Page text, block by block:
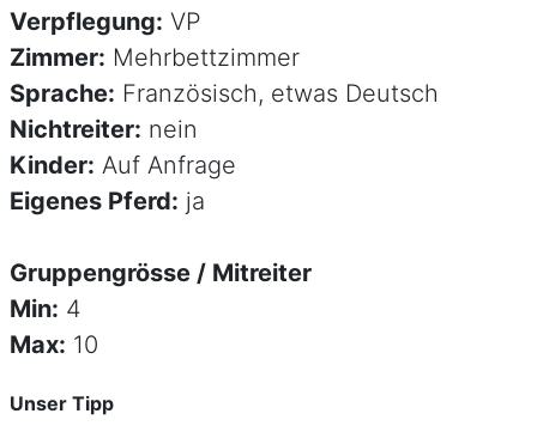
Verpflegung: VP
Zimmer: Mehrbettzimmer
Sprache: Französisch, etwas Deutsch
Nichtreiter: nein
Kinder: Auf Anfrage
Eigenes Pferd: ja
Gruppengrösse / Mitreiter
Min: 4
Max: 10
Unser Tipp